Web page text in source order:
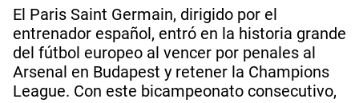
El Paris Saint Germain, dirigido por el
entrenador español, entró en la historia grande
del fútbol europeo al vencer por penales al
Arsenal en Budapest y retener la Champions
League. Con este bicampeonato consecutivo,